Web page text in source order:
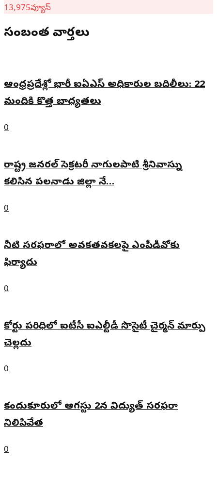
13,975వ్యూస్
సంబంధిత వార్తలు
ఆంధ్రప్రదేశ్లో భారీ ఐఏఎస్ అధికారుల బదిలీలు: 22
మందికి కొత్త బాధ్యతలు
0
రాష్ట్ర జనరల్ సెక్రటరీ నాగులపాటి శ్రీనివాస్ను
కలిసిన పలనాడు జిల్లా నే…
0
నీటి సరఫరాలో అవకతవకలపై ఎంపీడీవోకు
ఫిర్యాదు
0
కోర్టు పరిధిలో ఐటీసీ ఐఎల్టీడీ సొసైటీ చైర్మన్ మార్పు
చెల్లదు
0
కందుకూరులో ఆగస్టు 2న విద్యుత్ సరఫరా
నిలిపివేత
0